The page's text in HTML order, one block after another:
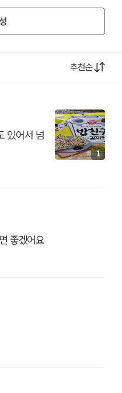
추천순
있어서 넘
1
좋겠어요